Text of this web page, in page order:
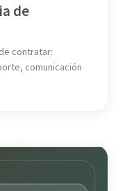
de
contratar:
comunicación